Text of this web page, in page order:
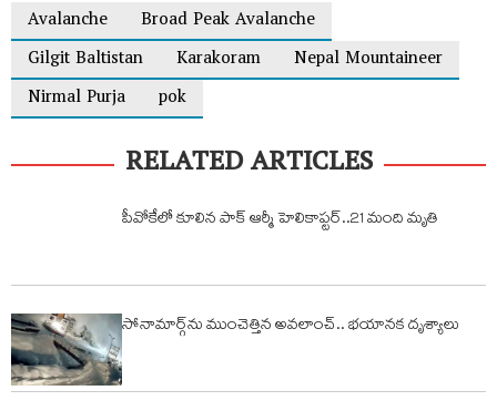
Avalanche
Broad Peak Avalanche
Gilgit Baltistan
Karakoram
Nepal Mountaineer
Nirmal Purja
pok
RELATED ARTICLES
పీవోకేలో కూలిన పాక్ ఆర్మీ హెలికాప్టర్..21 మంది మృతి
సోనామార్గ్‌ను ముంచెత్తిన అవలాంచ్‌.. భయానక దృశ్యాలు